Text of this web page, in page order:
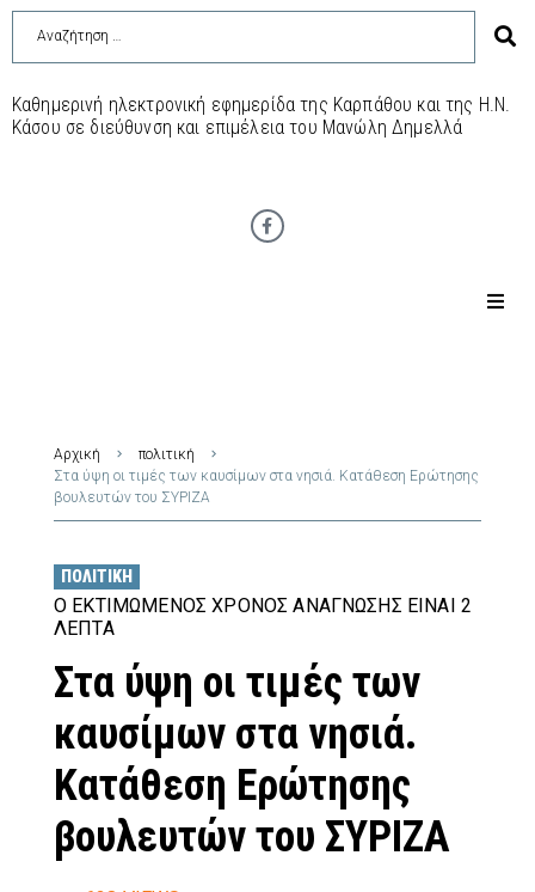
Καθημερινή ηλεκτρονική εφημερίδα της Καρπάθου και της Η.Ν.
Κάσου σε διεύθυνση και επιμέλεια του Μανώλη Δημελλά
Αρχική
πολιτική
Στα ύψη οι τιμές των καυσίμων στα νησιά. Κατάθεση Ερώτησης
βουλευτών του ΣΥΡΙΖΑ
ΠΟΛΙΤΙΚΉ
Ο ΕΚΤΙΜΏΜΕΝΟΣ ΧΡΌΝΟΣ ΑΝΆΓΝΩΣΗΣ ΕΊΝΑΙ 2
ΛΕΠΤΆ
Στα ύψη οι τιμές των
καυσίμων στα νησιά.
Κατάθεση Ερώτησης
βουλευτών του ΣΥΡΙΖΑ